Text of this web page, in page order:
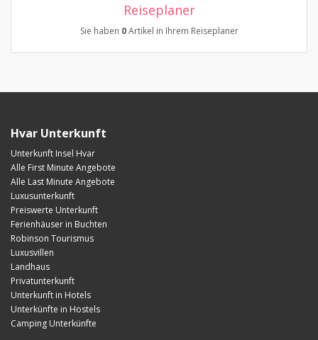
Reiseplaner
Sie haben 0Artikel in Ihrem Reiseplaner
Hvar Unterkunft
Unterkunft Insel Hvar
Alle First Minute Angebote
Alle Last Minute Angebote
Luxusunterkunft
Preiswerte Unterkunft
Ferienhäuser in Buchten
Robinson Tourismus
Luxusvillen
Landhaus
Privatunterkunft
Unterkunft in Hotels
Unterkünfte in Hostels
Camping Unterkünfte